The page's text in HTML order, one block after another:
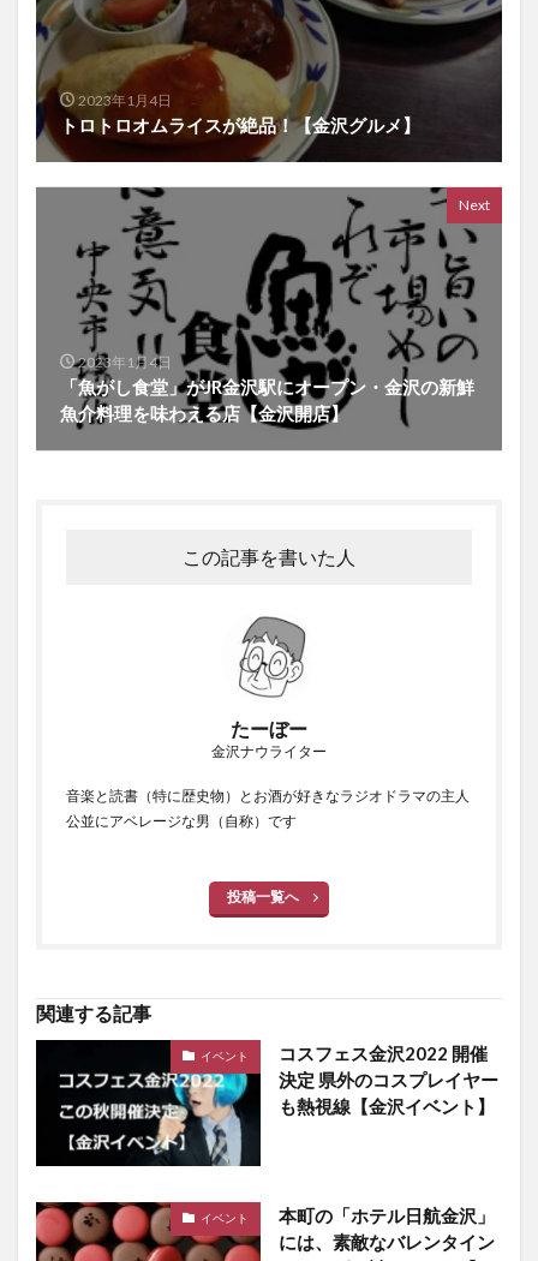
2023年1月4日
トロトロオムライスが絶品！【金沢グルメ】
Next
2023年1月4日
「魚がし食堂」がJR金沢駅にオープン・金沢の新鮮
魚介料理を味わえる店【金沢開店】
この記事を書いた人
たーぼー
金沢ナウライター
音楽と読書（特に歴史物）とお酒が好きなラジオドラマの主人
公並にアベレージな男（自称）です
投稿一覧へ
関連する記事
イベント
コスフェス金沢2022 開催
決定 県外のコスプレイヤー
も熱視線【金沢イベント】
イベント
本町の「ホテル日航金沢」
には、素敵なバレンタイン